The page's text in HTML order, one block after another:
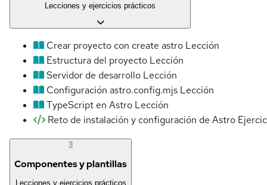
Lecciones y ejercicios prácticos
Crear proyecto con create astro Lección
Estructura del proyecto Lección
Servidor de desarrollo Lección
Configuración astro.config.mjs Lección
TypeScript en Astro Lección
Reto de instalación y configuración de Astro
3
Componentes y plantillas
Lecciones y ejercicios prácticos